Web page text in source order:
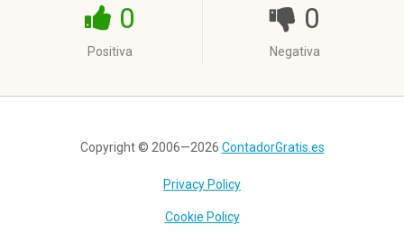
0
Positiva
0
Negativa
Copyright © 2006—2026 ContadorGratis.es
Privacy Policy
Cookie Policy